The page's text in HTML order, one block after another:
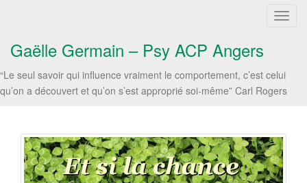
T
l
e
v
i
g
Gaëlle Germain – Psy ACP Angers
“Le seul savoir qui influence vraiment le comportement, c’est celui
qu’on a découvert et qu’on s’est approprié soi-même” Carl Rogers